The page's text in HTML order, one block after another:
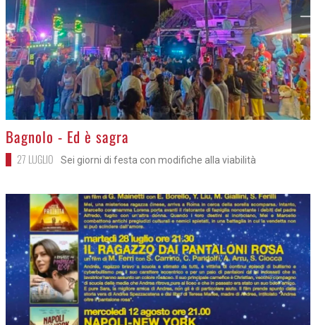
>
Bagnolo - Ed è sagra
27 LUGLIO Sei giorni di festa con modifiche alla viabilità